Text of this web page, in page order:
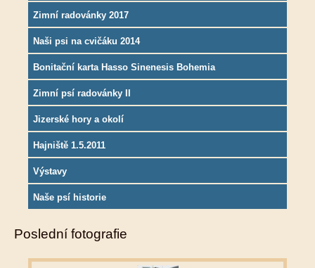
Zimní radovánky 2017
Naši psi na cvičáku 2014
Bonitační karta Hasso Sinenesis Bohemia
Zimní psí radovánky II
Jizerské hory a okolí
Hajniště 1.5.2011
Výstavy
Naše psí historie
Poslední fotografie